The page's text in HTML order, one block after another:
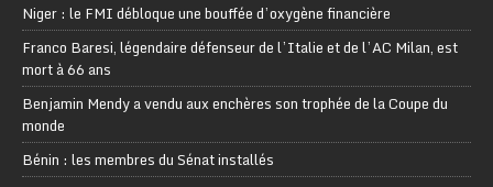
Niger : le FMI débloque une bouffée d’oxygène financière
Franco Baresi, légendaire défenseur de l’Italie et de l’AC Milan, est
mort à 66 ans
Benjamin Mendy a vendu aux enchères son trophée de la Coupe du
monde
Bénin : les membres du Sénat installés